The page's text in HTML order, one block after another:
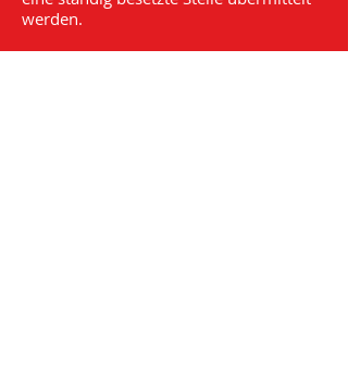
werden.